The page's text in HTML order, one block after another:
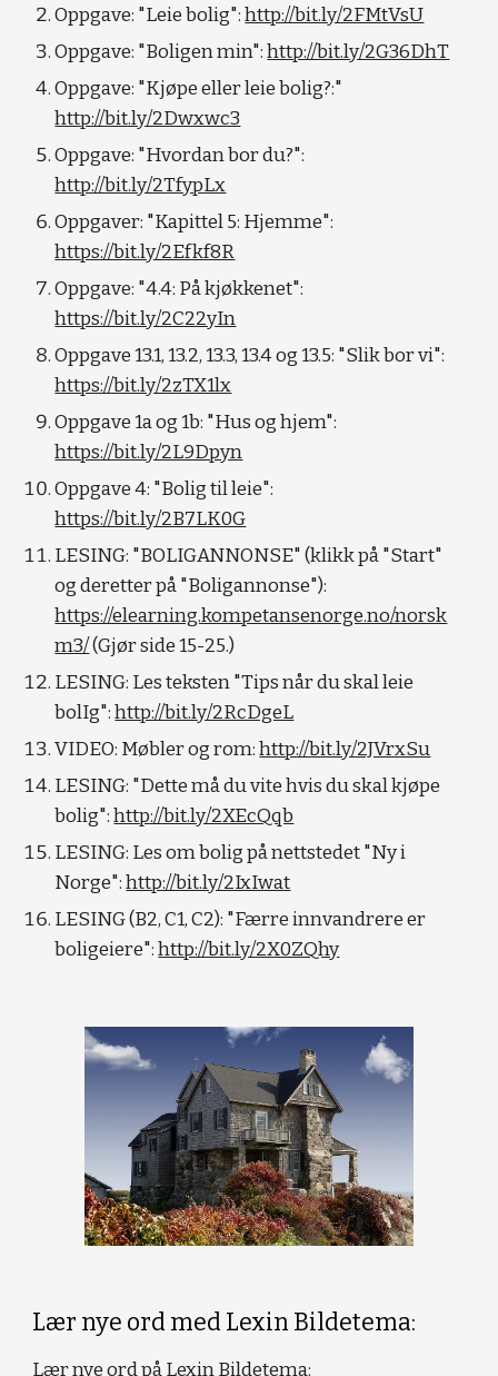
Oppgave: "Leie bolig": http://bit.ly/2FMtVsU
Oppgave: "Boligen min": http://bit.ly/2G36DhT
http://bit.ly/2Dwxwc3
http://bit.ly/2TfypLx
https://bit.ly/2Efkf8R
https://bit.ly/2C22yIn
https://bit.ly/2zTX1lx
https://bit.ly/2L9Dpyn
https://bit.ly/2B7LK0G
LESING: "BOLIGANNONSE" (klikk på "Start"
https://elearning.kompetansenorge.no/norsk
m3/ (Gjør side 15-25.)
LESING: Les teksten "Tips når du skal leie
bolIg": http://bit.ly/2RcDgeL
VIDEO: Møbler og rom: http://bit.ly/2JVrxSu
LESING: "Dette må du vite hvis du skal kjøpe
bolig": http://bit.ly/2XEcQqb
LESING: Les om bolig på nettstedet "Ny i
Norge": http://bit.ly/2IxIwat
LESING (B2, C1, C2): "Færre innvandrere er
boligeiere": http://bit.ly/2X0ZQhy
Lær nye ord med Lexin Bildetema: